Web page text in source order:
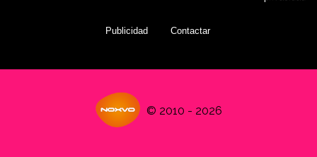
Publicidad Contactar
© 2010 - 2026